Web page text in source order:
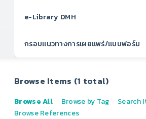
e-Library DMH
กรอบแนวทางการเผยแพร่/แบบฟอร์ม
Browse Items (1 total)
Browse All Browse by Tag
Search
Browse References